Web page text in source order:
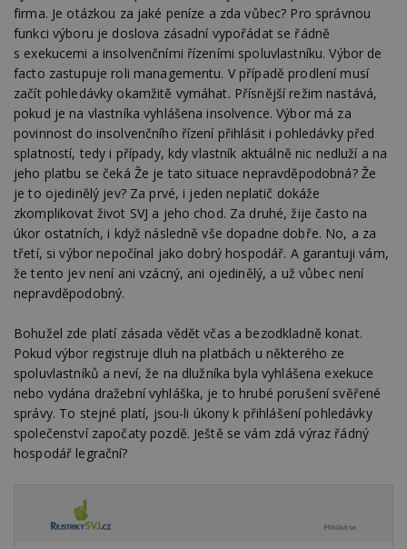
firma. Je otázkou za jaké peníze a zda vůbec? Pro správnou
funkci výboru je doslova zásadní vypořádat se řádně
s exekucemi a insolvenčními řízeními spoluvlastníku. Výbor de
facto zastupuje roli managementu. V případě prodlení musí
začít pohledávky okamžitě vymáhat. Přísnější režim nastává,
pokud je na vlastníka vyhlášena insolvence. Výbor má za
povinnost do insolvenčního řízení přihlásit i pohledávky před
splatností, tedy i případy, kdy vlastník aktuálně nic nedluží a na
jeho platbu se čeká Že je tato situace nepravděpodobná? Že
je to ojedinělý jev? Za prvé, i jeden neplatič dokáže
zkomplikovat život SVJ a jeho chod. Za druhé, žije často na
úkor ostatních, i když následně vše dopadne dobře. No, a za
třetí, si výbor nepočínal jako dobrý hospodář. A garantuji vám,
že tento jev není ani vzácný, ani ojedinělý, a už vůbec není
nepravděpodobný.
Bohužel zde platí zásada vědět včas a bezodkladně konat.
Pokud výbor registruje dluh na platbách u některého ze
spoluvlastníků a neví, že na dlužníka byla vyhlášena exekuce
nebo vydána dražební vyhláška, je to hrubé porušení svěřené
správy. To stejné platí, jsou-li úkony k přihlášení pohledávky
společenství započaty pozdě. Ještě se vám zdá výraz řádný
hospodář legrační?